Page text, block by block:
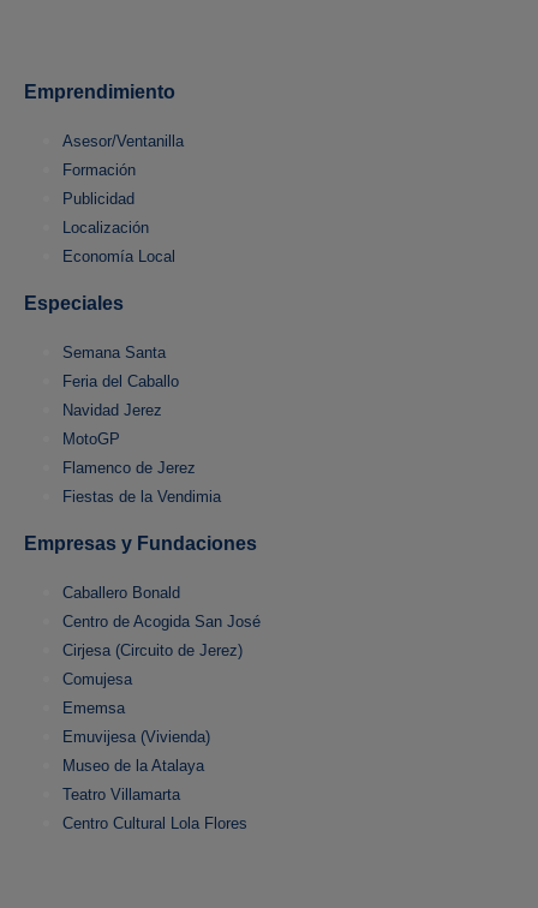
Emprendimiento
Asesor/Ventanilla
Formación
Publicidad
Localización
Economía Local
Especiales
Semana Santa
Feria del Caballo
Navidad Jerez
MotoGP
Flamenco de Jerez
Fiestas de la Vendimia
Empresas y Fundaciones
Caballero Bonald
Centro de Acogida San José
Cirjesa (Circuito de Jerez)
Comujesa
Ememsa
Emuvijesa (Vivienda)
Museo de la Atalaya
Teatro Villamarta
Centro Cultural Lola Flores